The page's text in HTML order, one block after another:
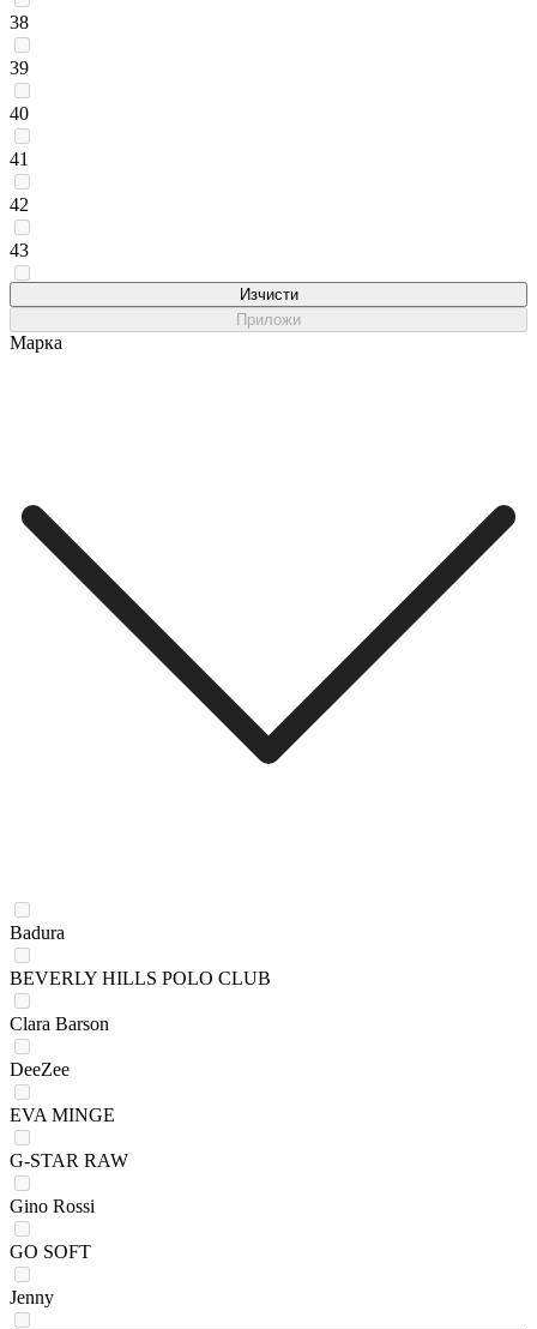
38
39
40
41
42
43
Изчисти
Приложи
Марка
Badura
BEVERLY HILLS POLO CLUB
Clara Barson
DeeZee
EVA MINGE
G-STAR RAW
Gino Rossi
GO SOFT
Jenny